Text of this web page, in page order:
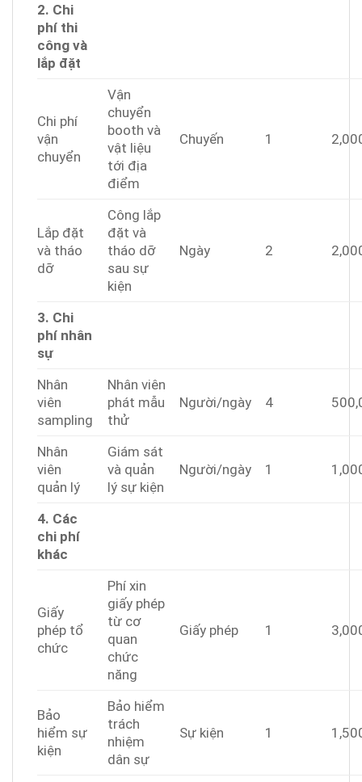
2. Chi
phí thi
công và
lắp đặt
Chi phí
vận
chuyển
Vận
chuyển
booth và
vật liệu
tới địa
điểm
Chuyến 1
Lắp đặt
và tháo
dỡ
Công lắp
đặt và
tháo dỡ
sau sự
kiện
Ngày 2
3. Chi
phí nhân
sự
Nhân
viên
sampling
Nhân viên
phát mẫu
thử
Người/ngày 4
Nhân
viên
quản lý
Giám sát
và quản
lý sự kiện
Người/ngày 1
4. Các
chi phí
khác
Giấy
phép tổ
chức
Phí xin
giấy phép
từ cơ
quan
chức
năng
Giấy phép 1
Bảo
hiểm sự
kiện
Bảo hiểm
trách
nhiệm
dân sự
Sự kiện 1